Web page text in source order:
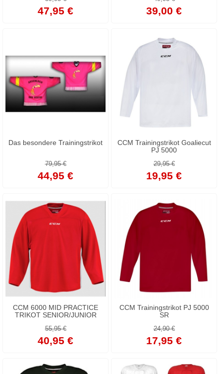
47,95 € 39,00 €
Das besondere Trainingstrikot
79,95 €
44,95 €
CCM Trainingstrikot Goaliecut
PJ 5000
29,95 €
19,95 €
CCM 6000 MID PRACTICE
TRIKOT SENIOR/JUNIOR
55,95 €
40,95 €
CCM Trainingstrikot PJ 5000
SR
24,90 €
17,95 €